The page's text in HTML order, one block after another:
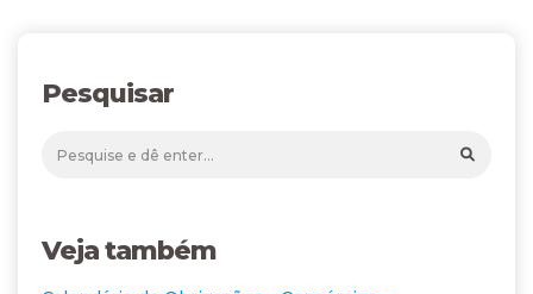
Pesquisar
Veja também